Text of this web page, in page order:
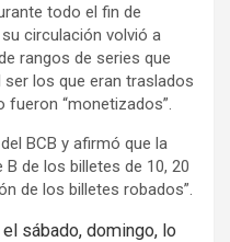
todo el fin de
circulación volvió a
rangos de series que
los que eran traslados
fueron “monetizados”.
BCB y afirmó que la
de los billetes de 10, 20
de los billetes robados”.
sábado, domingo, lo